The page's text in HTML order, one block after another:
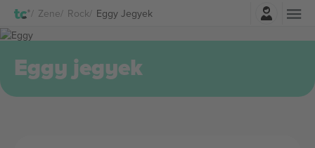
Zene Rock Eggy Jegyek
Eggy jegyek